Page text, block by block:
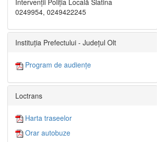
Intervenții Poliția Locală Slatina
0249954, 0249422245
Instituția Prefectului - Județul Olt
Program de audiențe
Loctrans
Harta traseelor
Orar autobuze